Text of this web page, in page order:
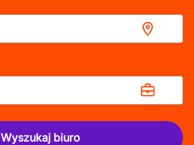
Wyszukaj biuro